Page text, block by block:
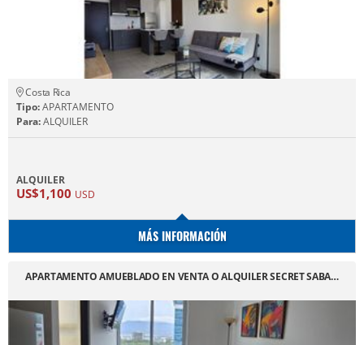
Costa Rica
Tipo:APARTAMENTO
Para:ALQUILER
ALQUILER
US$1,100 USD
MÁS INFORMACIÓN
APARTAMENTO AMUEBLADO EN VENTA O ALQUILER SECRET SABA…